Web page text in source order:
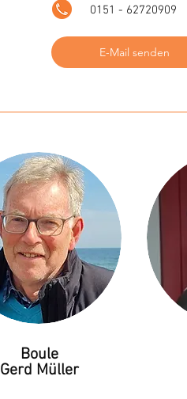
0151 - 62720909
E-Mail senden
Boule
Gerd Müller